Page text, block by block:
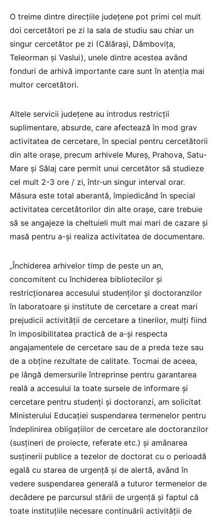
O treime dintre direcțiile județene pot primi cel mult
doi cercetători pe zi la sala de studiu sau chiar un
singur cercetător pe zi (Călărași, Dâmbovița,
Teleorman și Vaslui), unele dintre acestea având
fonduri de arhivă importante care sunt în atenția mai
multor cercetători.
Altele servicii județene au introdus restricții
suplimentare, absurde, care afectează în mod grav
activitatea de cercetare, în special pentru cercetătorii
din alte orașe, precum arhivele Mureș, Prahova, Satu-
Mare și Sălaj care permit unui cercetător să studieze
cel mult 2-3 ore / zi, într-un singur interval orar.
Măsura este total aberantă, împiedicând în special
activitatea cercetătorilor din alte orașe, care trebuie
să se angajeze la cheltuieli mult mai mari de cazare și
masă pentru a-și realiza activitatea de documentare.
„Închiderea arhivelor timp de peste un an,
concomitent cu închiderea bibliotecilor și
restricționarea accesului studenților și doctoranzilor
în laboratoare și institute de cercetare a creat mari
prejudicii activității de cercetare a tinerilor, mulți fiind
în imposibilitatea practică de a-și respecta
angajamentele de cercetare sau de a preda teze sau
de a obține rezultate de calitate. Tocmai de aceea,
pe lângă demersurile întreprinse pentru garantarea
reală a accesului la toate sursele de informare și
cercetare pentru studenți și doctoranzi, am solicitat
Ministerului Educației suspendarea termenelor pentru
îndeplinirea obligaţiilor de cercetare ale doctoranzilor
(susţineri de proiecte, referate etc.) şi amânarea
susţinerii publice a tezelor de doctorat cu o perioadă
egală cu starea de urgență și de alertă, având în
vedere suspendarea generală a tuturor termenelor de
decădere pe parcursul stării de urgență și faptul că
toate instituţiile necesare continuării activităţii de